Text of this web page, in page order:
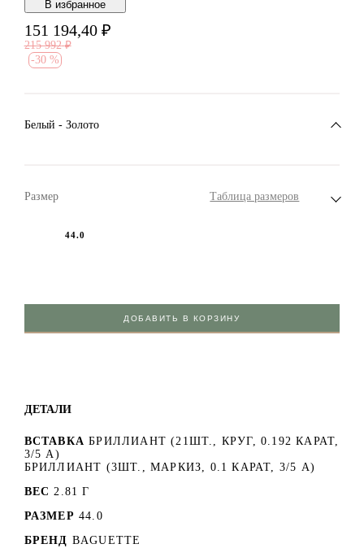
В избранноe
151 194,40 ₽
215 992 ₽
-30 %
Белый - Золото
Размер Таблица размеров
44.0
ДОБАВИТЬ В КОРЗИНУ
ДЕТАЛИ
ВСТАВКА БРИЛЛИАНТ (21ШТ., КРУГ, 0.192 КАРАТ,
3/5 А)
БРИЛЛИАНТ (3ШТ., МАРКИЗ, 0.1 КАРАТ, 3/5 А)
ВЕС 2.81 Г
РАЗМЕР 44.0
БРЕНД BAGUETTE